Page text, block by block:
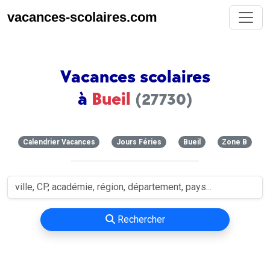
vacances-scolaires.com
Vacances scolaires
à Bueil (27730)
Calendrier Vacances Jours Féries Bueil Zone B
Rechercher